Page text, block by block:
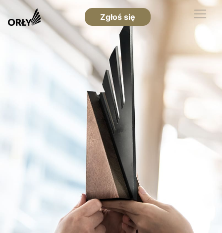
Zgłoś się